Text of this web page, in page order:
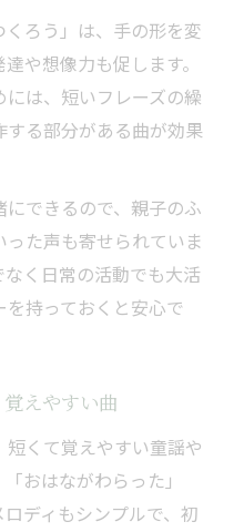
ろう」は、手の形を変
や想像力も促します。
は、短いフレーズの繰
する部分がある曲が効果
できるので、親子のふ
た声も寄せられていま
く日常の活動でも大活
持っておくと安心で
えやすい曲
くて覚えやすい童謡や
おはながわらった」
ロディもシンプルで、初